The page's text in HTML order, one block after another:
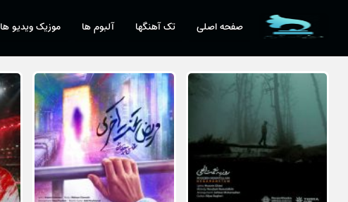
صفحه اصلی تک آهنگها آلبوم ها موزیک ویدیو ها